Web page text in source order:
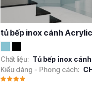
tủ bếp inox cánh
Chất liệu: Tủ bếp inox
Kiểu dáng - Phong cách: